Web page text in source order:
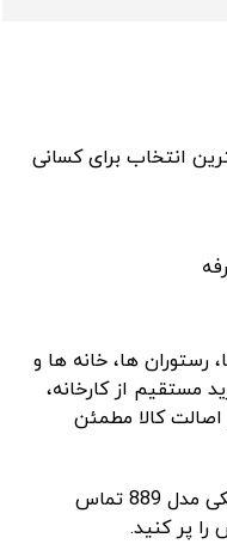
مدل 889 ناصر بهترین انتخاب برای کسانی
رستوران ‌ها، خانه‌ ها و
مستقیم از کارخانه،
کالا مطمئن
هم اکنون برای خرید صندلی پلاستیکی مدل 889 تماس
پر کنید.